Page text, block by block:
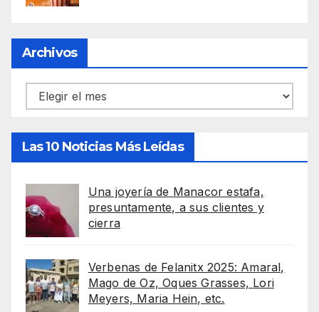
Archivos
Archivos
Las 10 Noticias Más Leídas
Una joyería de Manacor estafa,
presuntamente, a sus clientes y
cierra
Verbenas de Felanitx 2025: Amaral,
Mago de Oz, Oques Grasses, Lori
Meyers, Maria Hein, etc.